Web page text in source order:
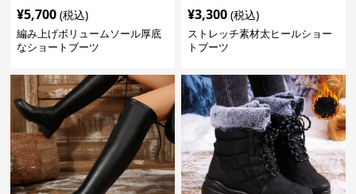
¥5,700 (税込)
編み上げボリュームソール厚底
なショートブーツ
¥3,300 (税込)
ストレッチ素材太ヒールショー
トブーツ